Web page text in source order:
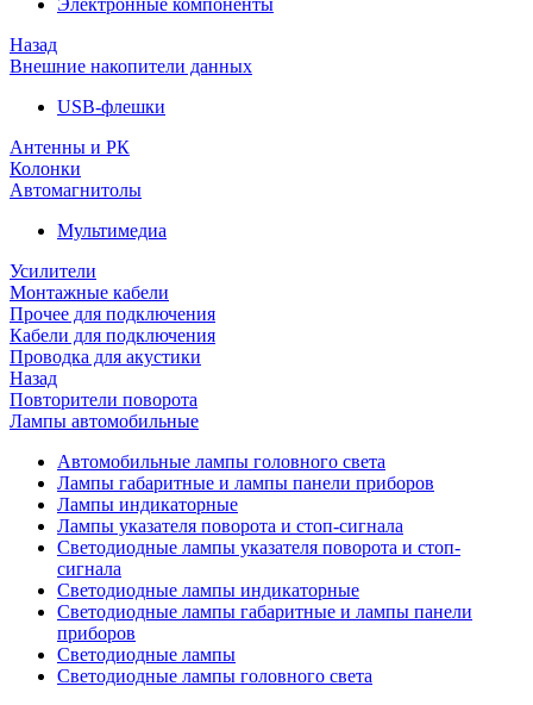
Электронные компоненты
Назад
Внешние накопители данных
USB-флешки
Антенны и РК
Колонки
Автомагнитолы
Мультимедиа
Усилители
Монтажные кабели
Прочее для подключения
Кабели для подключения
Проводка для акустики
Назад
Повторители поворота
Лампы автомобильные
Автомобильные лампы головного света
Лампы габаритные и лампы панели приборов
Лампы индикаторные
Лампы указателя поворота и стоп-сигнала
Светодиодные лампы указателя поворота и стоп-
сигнала
Светодиодные лампы индикаторные
Светодиодные лампы габаритные и лампы панели
приборов
Светодиодные лампы
Светодиодные лампы головного света